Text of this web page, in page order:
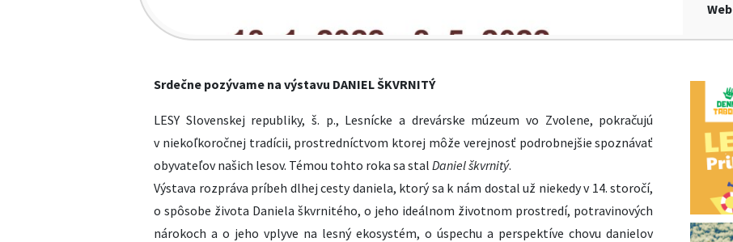
Web
Srdečne pozývame na výstavu DANIEL ŠKVRNITÝ
LESY Slovenskej republiky, š. p., Lesnícke a drevárske múzeum vo Zvolene, pokračujú
v niekoľkoročnej tradícii, prostredníctvom ktorej môže verejnosť podrobnejšie spoznávať
obyvateľov našich lesov. Témou tohto roka sa stal Daniel škvrnitý.
Výstava rozpráva príbeh dlhej cesty daniela, ktorý sa k nám dostal už niekedy v 14. storočí,
o spôsobe života Daniela škvrnitého, o jeho ideálnom životnom prostredí, potravinových
nárokoch a o jeho vplyve na lesný ekosystém, o úspechu a perspektíve chovu danielov